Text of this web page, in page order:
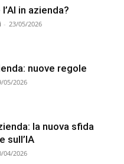
in azienda?
- 23/05/2026
nuove regole
05/2026
la nuova sfida
sull’IA
04/2026